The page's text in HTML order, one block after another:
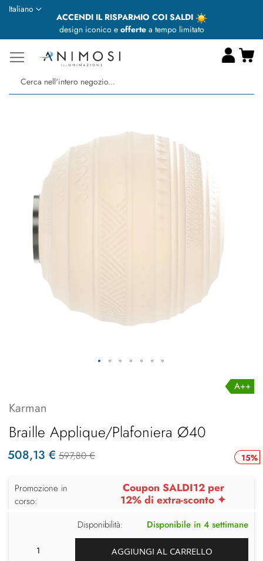
ACCENDI IL RISPARMIO COI SALDI
design iconico e offertea tempo limitato
Lingua
Italiano
A++
Karman
Braille Applique/Plafoniera Ø40
15%
508,13 € 597,80 €
Promozione in
corso:
Coupon SALDI12 per
12% di extra-sconto ✦
Disponibilità: Disponibile in 4 settimane
AGGIUNGI AL CARRELLO